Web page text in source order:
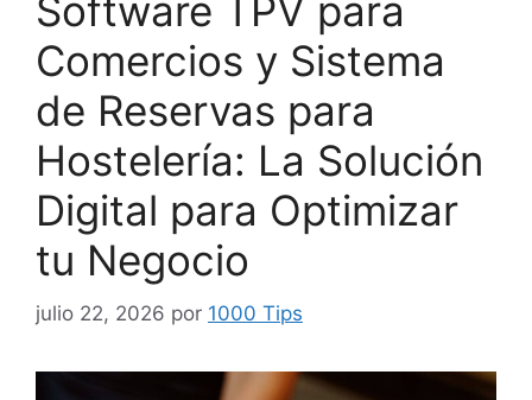
Software TPV para
Comercios y Sistema
de Reservas para
Hostelería: La Solución
Digital para Optimizar
tu Negocio
julio 22, 2026 por 1000 Tips